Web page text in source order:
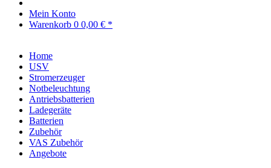
Mein Konto
Warenkorb 0 0,00 € *
Home
USV
Stromerzeuger
Notbeleuchtung
Antriebsbatterien
Ladegeräte
Batterien
Zubehör
VAS Zubehör
Angebote